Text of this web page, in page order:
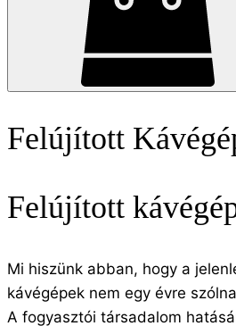
Felújított
Felújított
Mi hiszünk abban, hogy a
kávégépek nem egy évre
A fogyasztói társadalom